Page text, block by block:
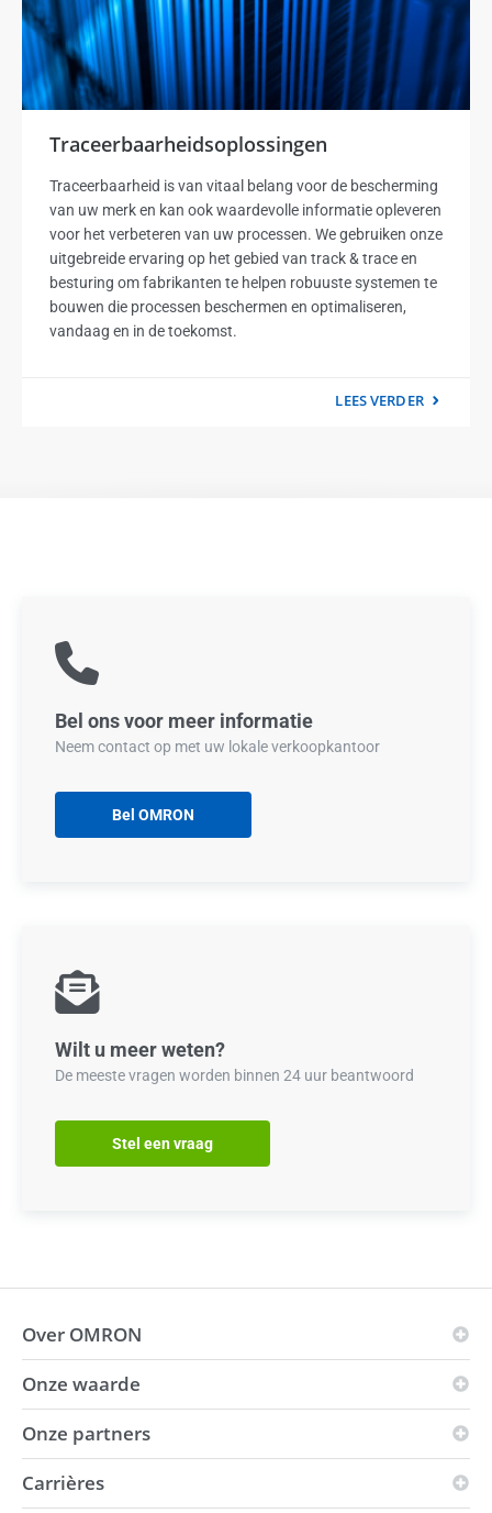
Traceerbaarheidsoplossingen
Traceerbaarheid is van vitaal belang voor de bescherming
van uw merk en kan ook waardevolle informatie opleveren
voor het verbeteren van uw processen. We gebruiken onze
uitgebreide ervaring op het gebied van track & trace en
besturing om fabrikanten te helpen robuuste systemen te
bouwen die processen beschermen en optimaliseren,
vandaag en in de toekomst.
LEES VERDER
Bel ons voor meer informatie
Neem contact op met uw lokale verkoopkantoor
Bel OMRON
Wilt u meer weten?
De meeste vragen worden binnen 24 uur beantwoord
Stel een vraag
Over OMRON
OMRON-principes
Wereldwijde aanwezigheid
Milieu
Onze waarde
Visie
i-Automation!
Kracht
Onze partners
Innovation Partners
Carrières